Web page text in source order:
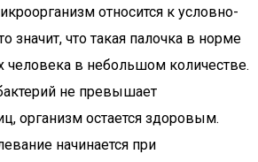
относится к условно-
значит, что такая палочка в норме
человека в небольшом количестве.
не превышает
организм остается здоровым.
начинается при